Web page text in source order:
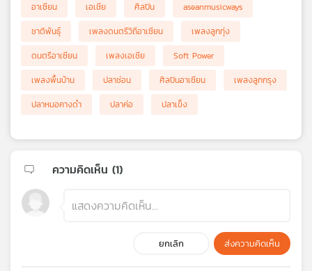
อาเซียน เอเชีย ศิลปิน
aseanmusicways
ชาติพันธ์ุ
เพลงดนตรีวิถีอาเซียน
เพลงลูกทุ่ง
ดนตรีอาเซียน
เพลงเอเชีย
Soft Power
เพลงพื้นบ้าน
ปลาช่อน ศิลปินอาเซียน
เพลงลูกกรุง
ปลาหมอคางดำ
ปลาค่อ ปลาเข็ง
ความคิดเห็น (1)
ยกเลิก ส่งความคิดเห็น